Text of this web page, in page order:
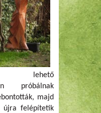
lehető
próbálnak
majd
újra felépítetik